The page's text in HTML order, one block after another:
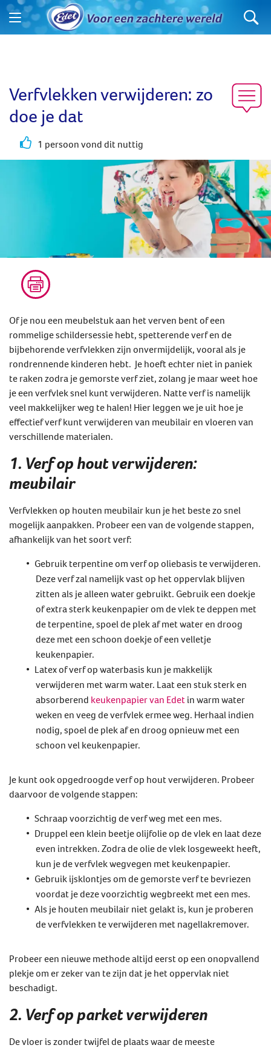
Verfvlekken verwijderen: zo
doe je dat
1 persoon vond dit nuttig
Of je nou een meubelstuk aan het verven bent of een
rommelige schildersessie hebt, spetterende verf en de
bijbehorende verfvlekken zijn onvermijdelijk, vooral als je
rondrennende kinderen hebt. Je hoeft echter niet in paniek
te raken zodra je gemorste verf ziet, zolang je maar weet hoe
je een verfvlek snel kunt verwijderen. Natte verf is namelijk
veel makkelijker weg te halen! Hier leggen we je uit hoe je
effectief verf kunt verwijderen van meubilair en vloeren van
verschillende materialen.
1. Verf op hout verwijderen:
meubilair
Verfvlekken op houten meubilair kun je het beste zo snel
mogelijk aanpakken. Probeer een van de volgende stappen,
afhankelijk van het soort verf:
Gebruik terpentine om verf op oliebasis te verwijderen.
Deze verf zal namelijk vast op het oppervlak blijven
zitten als je alleen water gebruikt. Gebruik een doekje
of extra sterk keukenpapier om de vlek te deppen met
de terpentine, spoel de plek af met water en droog
deze met een schoon doekje of een velletje
keukenpapier.
Latex of verf op waterbasis kun je makkelijk
verwijderen met warm water. Laat een stuk sterk en
absorberend keukenpapier van Edet in warm water
weken en veeg de verfvlek ermee weg. Herhaal indien
nodig, spoel de plek af en droog opnieuw met een
schoon vel keukenpapier.
Je kunt ook opgedroogde verf op hout verwijderen. Probeer
daarvoor de volgende stappen:
Schraap voorzichtig de verf weg met een mes.
Druppel een klein beetje olijfolie op de vlek en laat deze
even intrekken. Zodra de olie de vlek losgeweekt heeft,
kun je de verfvlek wegvegen met keukenpapier.
Gebruik ijsklontjes om de gemorste verf te bevriezen
voordat je deze voorzichtig wegbreekt met een mes.
Als je houten meubilair niet gelakt is, kun je proberen
de verfvlekken te verwijderen met nagellakremover.
Probeer een nieuwe methode altijd eerst op een onopvallend
plekje om er zeker van te zijn dat je het oppervlak niet
beschadigt.
2. Verf op parket verwijderen
De vloer is zonder twijfel de plaats waar de meeste